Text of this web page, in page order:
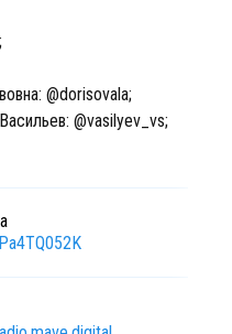
@dorisovala;
@vasilyev_vs;